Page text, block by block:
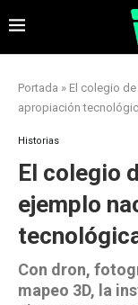
Portada » El colegio
apropiación
Historias
El colegio
ejemplo
Con dron,
mapeo 3D, la